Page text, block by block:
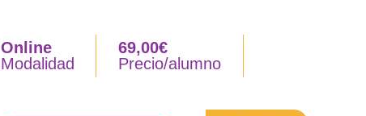
Online
Modalidad
69,00€
Precio/alumno